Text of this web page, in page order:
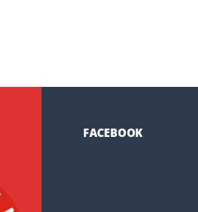
FACEBOOK